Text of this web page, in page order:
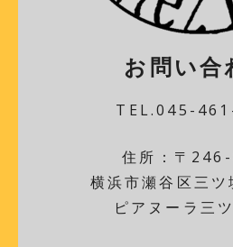
お問い合
TEL.045-
住所：〒
横浜市瀬谷区三
ピアヌーラ三